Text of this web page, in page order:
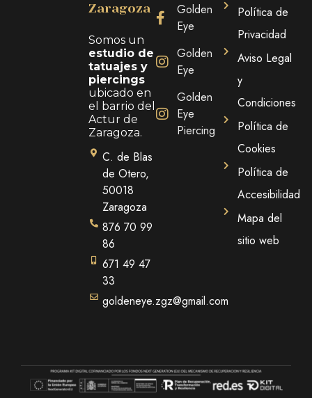
Zaragoza
Somos un
estudio de
tatuajes y
piercings
ubicado en
el barrio del
Actur de
Zaragoza.
C. de Blas
de Otero,
50018
Zaragoza
876 70 99
86
671 49 47
33
goldeneye.zgz@gmail.com
Golden
Eye
Golden
Eye
Golden
Eye
Piercing
Política de
Privacidad
Aviso Legal
y
Condiciones
Política de
Cookies
Política de
Accesibilidad
Mapa del
sitio web